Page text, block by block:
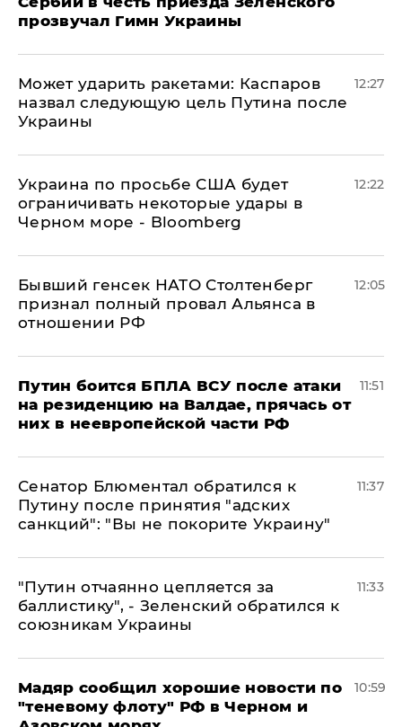
прозвучал Гимн Украины
Может ударить ракетами: Каспаров
назвал следующую цель Путина после
Украины
12:27
Украина по просьбе США будет
ограничивать некоторые удары в
Черном море - Bloomberg
12:22
Бывший генсек НАТО Столтенберг
признал полный провал Альянса в
отношении РФ
12:05
Путин боится БПЛА ВСУ после атаки
на резиденцию на Валдае, прячась от
них в неевропейской части РФ
11:51
Сенатор Блюментал обратился к
Путину после принятия "адских
санкций": "Вы не покорите Украину"
11:37
"Путин отчаянно цепляется за
баллистику", - Зеленский обратился к
союзникам Украины
11:33
Мадяр сообщил хорошие новости по
"теневому флоту" РФ в Черном и
10:59